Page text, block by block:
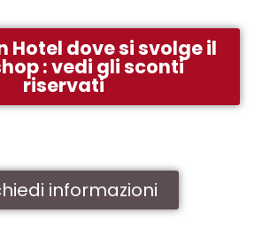
Hotel dove si svolge il
: vedi gli sconti
riservati
informazioni